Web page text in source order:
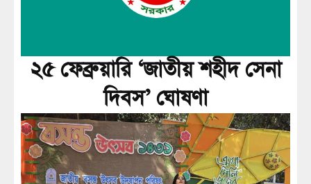
২৫ ফেব্রুয়ারি ‘জাতীয় শহীদ সেনা
দিবস’ ঘোষণা